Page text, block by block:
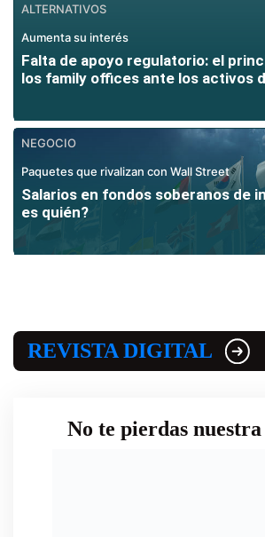
ALTERNATIVOS
Aumenta su interés
Falta de apoyo regulatorio: el
los family offices ante los activos
NEGOCIO
Paquetes que rivalizan con Wall Street
Salarios en fondos soberanos de
es quién?
REVISTA DIGITAL
No te pierdas